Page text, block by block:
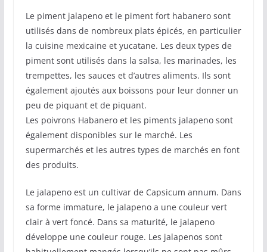
Le piment jalapeno et le piment fort habanero sont
utilisés dans de nombreux plats épicés, en particulier
la cuisine mexicaine et yucatane. Les deux types de
piment sont utilisés dans la salsa, les marinades, les
trempettes, les sauces et d’autres aliments. Ils sont
également ajoutés aux boissons pour leur donner un
peu de piquant et de piquant.
Les poivrons Habanero et les piments jalapeno sont
également disponibles sur le marché. Les
supermarchés et les autres types de marchés en font
des produits.
Le jalapeno est un cultivar de Capsicum annum. Dans
sa forme immature, le jalapeno a une couleur vert
clair à vert foncé. Dans sa maturité, le jalapeno
développe une couleur rouge. Les jalapenos sont